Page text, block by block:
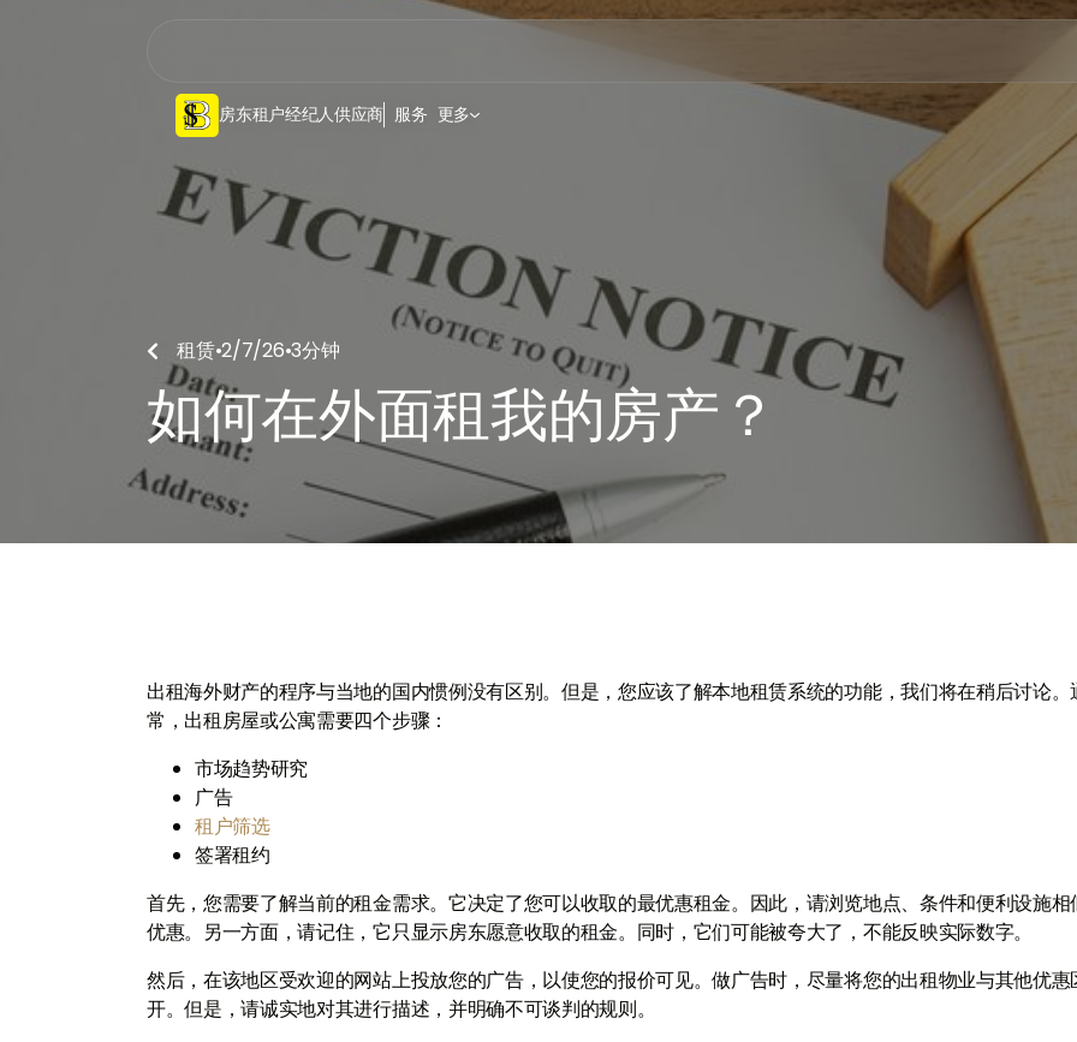
房东租户经纪人供应商 服务 更多
租赁•2/7/26•3分钟
如何在外面租我的房产？
出租海外财产的程序与当地的国内惯例没有区别。但是，您应该了解本地租赁系统的功能，我们将在稍后讨论。
常，出租房屋或公寓需要四个步骤：
市场趋势研究
广告
租户筛选
签署租约
首先，您需要了解当前的租金需求。它决定了您可以收取的最优惠租金。因此，请浏览地点、条件和便利设施相
优惠。另一方面，请记住，它只显示房东愿意收取的租金。同时，它们可能被夸大了，不能反映实际数字。
然后，在该地区受欢迎的网站上投放您的广告，以使您的报价可见。做广告时，尽量将您的出租物业与其他优惠
开。但是，请诚实地对其进行描述，并明确不可谈判的规则。